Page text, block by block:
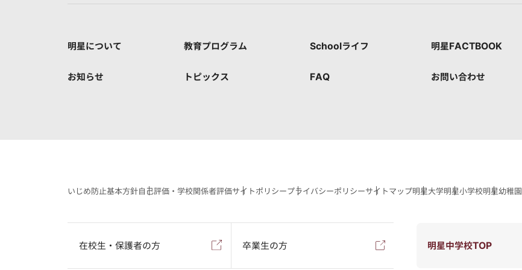
明星について 教育プログラム Schoolライフ 明星FACTBOOK
お知らせ トピックス FAQ お問い合わせ
いじめ防止基本方針自己評価・学校関係者評価サイトポリシープライバシーポリシーサイトマップ明星大学明星小学校明星幼稚園
在校生・保護者の方 卒業生の方 明星中学校TOP